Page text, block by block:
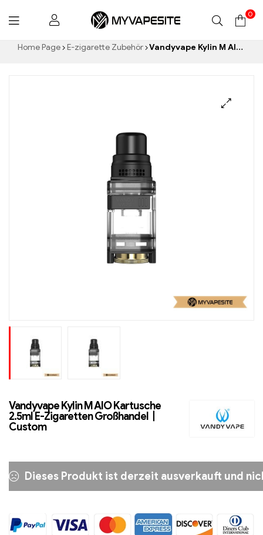
Myvapesite.de
0
Home Page E-zigarette Zubehör Vandyvape Kylin M AIO Kartusche 2.5ml E-Zigaretten Großhandel丨Custom
Vandyvape Kylin M AIO Kartusche
2.5ml E-Zigaretten Großhandel丨
Custom
Dieses Produkt ist derzeit ausverkauft und